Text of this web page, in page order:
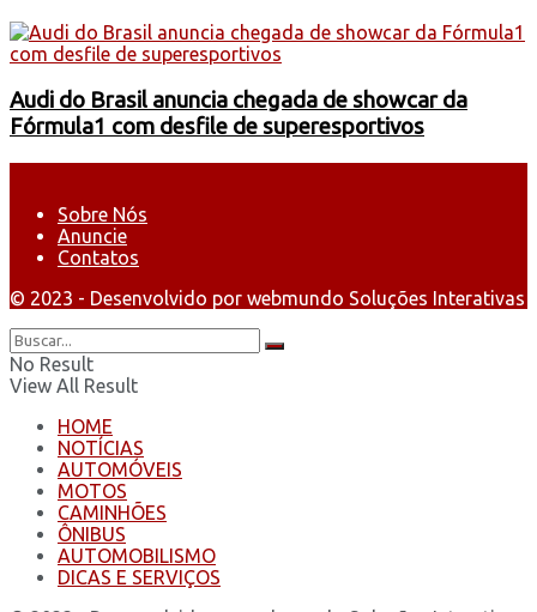
Audi do Brasil anuncia chegada de showcar da
Fórmula1 com desfile de superesportivos
Sobre Nós
Anuncie
Contatos
© 2023 - Desenvolvido por webmundo Soluções Interativas
No Result
View All Result
HOME
NOTÍCIAS
AUTOMÓVEIS
MOTOS
CAMINHÕES
ÔNIBUS
AUTOMOBILISMO
DICAS E SERVIÇOS